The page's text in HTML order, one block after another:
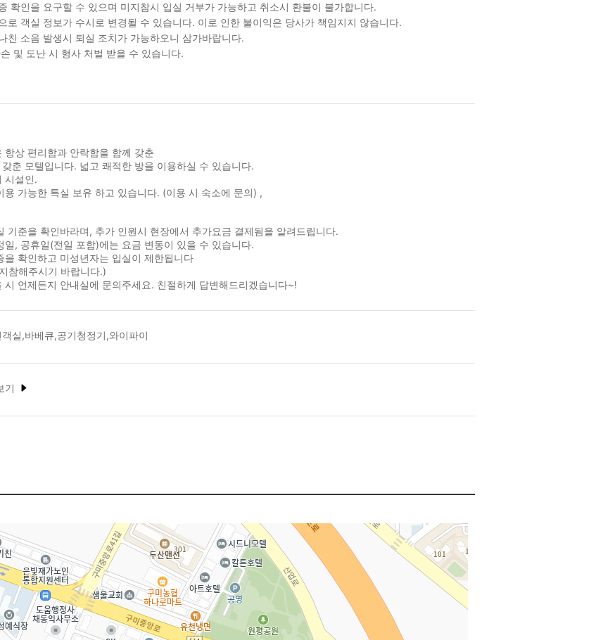
확인을 요구할 수 있으며 미지참시 입실 거부가 가능하고 취소시 환불이 불가합니다.
로 객실 정보가 수시로 변경될 수 있습니다. 이로 인한 불이익은 당사가 책임지지 않습니다.
친 소음 발생시 퇴실 조치가 가능하오니 삼가바랍니다.
및 도난 시 형사 처벌 받을 수 있습니다.
항상 편리함과 안락함을 함께 갖춘
춘 모텔입니다. 넓고 쾌적한 방을 이용하실 수 있습니다.
시설인.
용 가능한 특실 보유 하고 있습니다. (이용 시 숙소에 문의) ,
기준을 확인바라며, 추가 인원시 현장에서 추가요금 결제됨을 알려드립니다.
일, 공휴일(전일 포함)에는 요금 변동이 있을 수 있습니다.
을 확인하고 미성년자는 입실이 제한됩니다
참해주시기 바랍니다.)
시 언제든지 안내실에 문의주세요. 친절하게 답변해드리겠습니다~!
실,바베큐,공기청정기,와이파이
기